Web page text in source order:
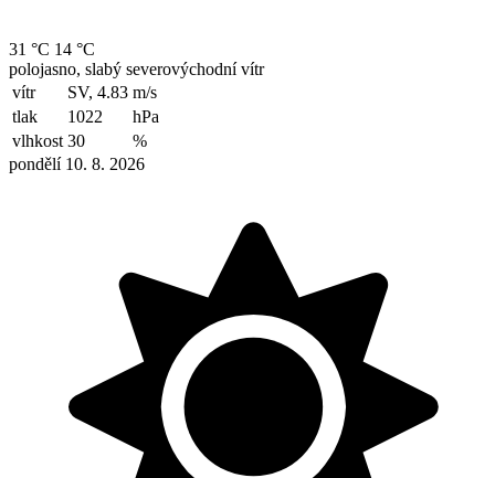
31 °C 14 °C
polojasno, slabý severovýchodní vítr
vítr
SV, 4.83 m/s
tlak
1022
hPa
vlhkost 30
%
pondělí 10. 8. 2026